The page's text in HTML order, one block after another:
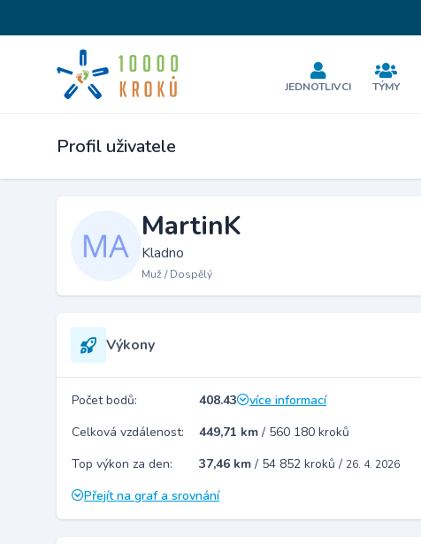
JEDNOTLIVCI TÝMY
Profil uživatele
MartinK
Kladno
Muž / Dospělý
Výkony
Počet bodů: 408.43
více informací
Celková vzdálenost:
449,71 km / 560 180 kroků
Top výkon za den:
37,46 km / 54 852 kroků / 26. 4. 2026
Přejít na graf a srovnání